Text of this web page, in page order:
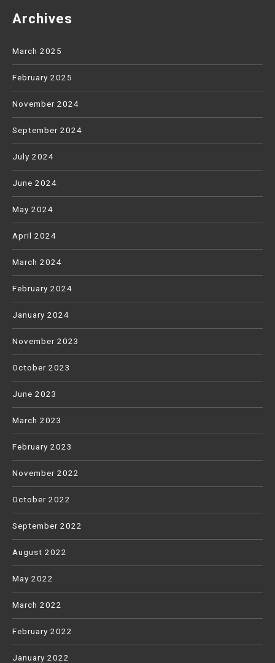
Archives
March 2025
February 2025
November 2024
September 2024
July 2024
June 2024
May 2024
April 2024
March 2024
February 2024
January 2024
November 2023
October 2023
June 2023
March 2023
February 2023
November 2022
October 2022
September 2022
August 2022
May 2022
March 2022
February 2022
January 2022